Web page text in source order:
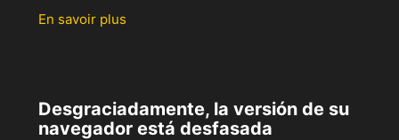
En savoir plus
Desgraciadamente, la versión de su
navegador está desfasada